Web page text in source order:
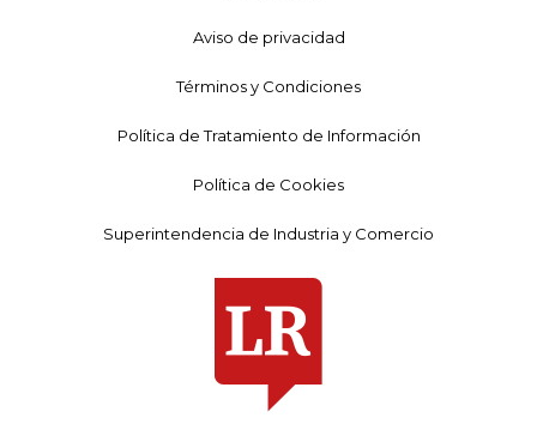
Aviso de privacidad
Términos y Condiciones
Política de Tratamiento de Información
Política de Cookies
Superintendencia de Industria y Comercio